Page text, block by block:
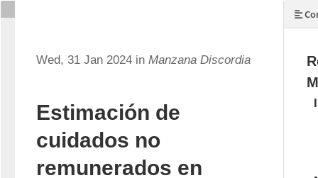
Wed, 31 Jan 2024 in Manzana Discordia
Estimación de
cuidados no
remunerados en